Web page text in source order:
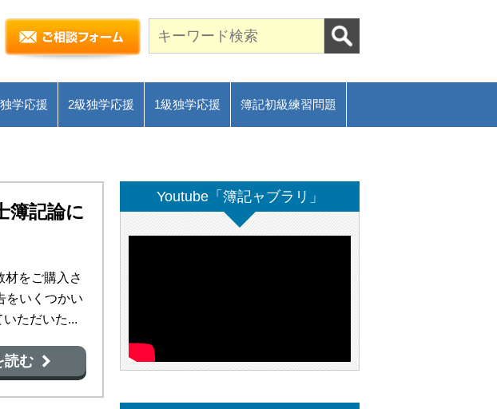
級・２級・３級を短期合格に導く通信講座～
合格体験記 ご相談フォーム
学応援 2級独学応援 1級独学応援 簿記初級練習問題
簿記論に
をご購入さ
をいくつかい
ただいた...
読む
Youtube「簿記ャブラリ」